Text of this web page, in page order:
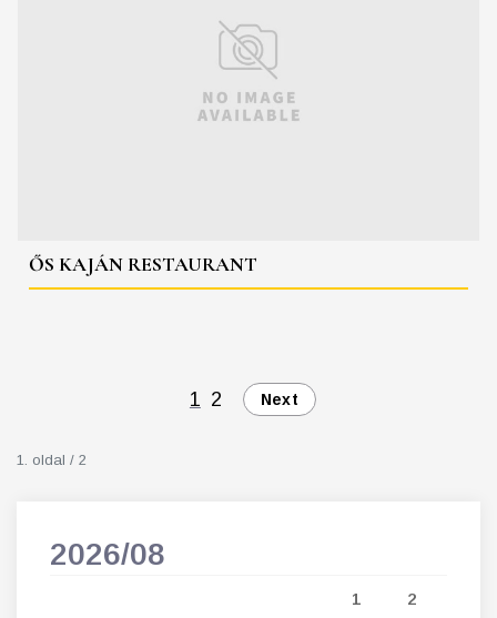
ŐS KAJÁN RESTAURANT
1 2 Next
1. oldal / 2
2026/08
1 2